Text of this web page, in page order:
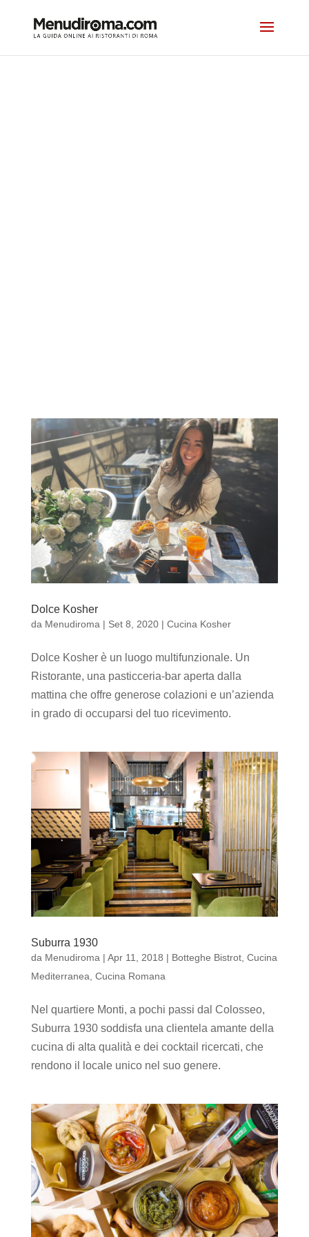
Dolce Kosher
da Menudiroma | Set 8, 2020| Cucina Kosher
Dolce Kosher è un luogo multifunzionale. Un
Ristorante, una pasticceria-bar aperta dalla
mattina che offre generose colazioni e un’azienda
in grado di occuparsi del tuo ricevimento.
Suburra 1930
da Menudiroma | Apr 11, 2018 | Botteghe Bistrot, Cucina
Mediterranea Cucina Romana
Nel quartiere Monti, a pochi passi dal Colosseo,
Suburra 1930 soddisfa una clientela amante della
cucina di alta qualità e dei cocktail ricercati, che
rendono il locale unico nel suo genere.